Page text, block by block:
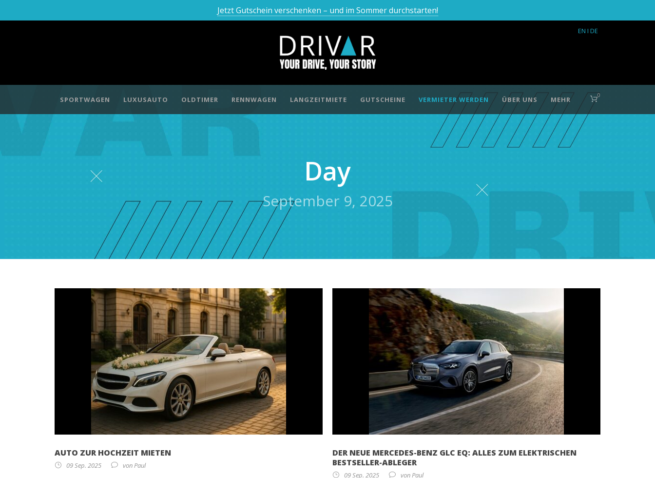
Jetzt Gutschein verschenken – und im Sommer durchstarten!
EN I DE
SPORTWAGEN LUXUSAUTO OLDTIMER RENNWAGEN LANGZEITMIETE GUTSCHEINE VERMIETER WERDEN ÜBER UNS MEHR 0
Day
September 9, 2025
AUTO ZUR HOCHZEIT MIETEN
09 Sep. 2025 vonPaul
DER NEUE MERCEDES-BENZ GLC EQ: ALLES ZUM ELEKTRISCHEN
BESTSELLER-ABLEGER
09 Sep. 2025 vonPaul